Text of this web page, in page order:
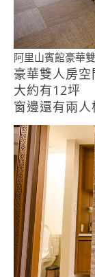
阿里山賓館豪華
豪華雙人房
大約有12坪
窗邊還有兩